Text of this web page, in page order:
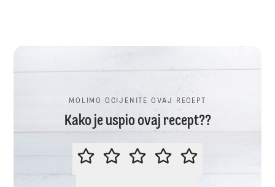
MOLIMO OCIJENITE OVAJ RECEPT
Kako je uspio ovaj recept??
MOLIMO OCIJENITE OVAJ